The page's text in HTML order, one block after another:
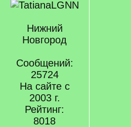
Нижний
Новгород
Сообщений:
25724
На сайте с
2003 г.
Рейтинг:
8018